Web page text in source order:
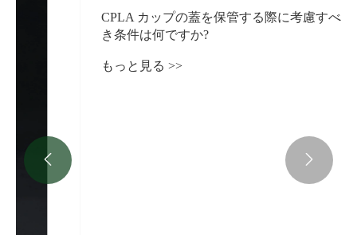
CPLA カップの蓋を保管する際に考慮すべ
き条件は何ですか?
もっと見る >>
 